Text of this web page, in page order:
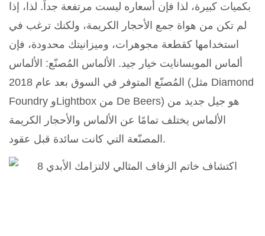
بكميات كبيرة، لذا فإن أسعاره ليست مرتفعة جداً. لذا، إذا
لم تكن من هواة جمع الأحجار الكريمة، ولكنك ترغب في
استخدامها كقطعة مجوهرات، وميزانيتك محدودة، فإن
ألماس المويسانايت خيار جيد. الألماس المُصنّع: الألماس
المُصنّع المتوفر في السوق بعد عام 2018 (مثل Diamond
Foundry وLightbox من De Beers) هو جيل جديد من
الألماس يختلف تمامًا عن الألماس والأحجار الكريمة
المصنّعة التي كانت سائدة قبل عقود.